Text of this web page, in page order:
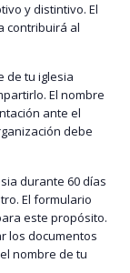
y distintivo. El
contribuirá al
de tu iglesia
El nombre
ante el
debe
durante 60 días
El formulario
este propósito.
los documentos
nombre de tu